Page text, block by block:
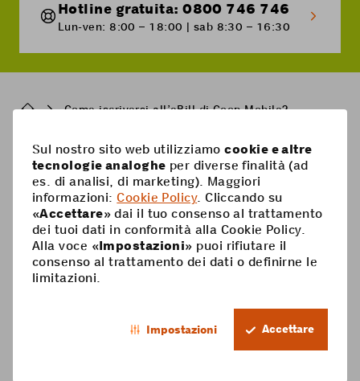
Hotline gratuita: 0800 746 746
Lun-ven: 8:00 – 18:00 | sab 8:30 – 16:30
BreadcrumbCome iscriversi all’eBill di Coop Mobile?
Pied
de
page
Mobile
Abbonamenti mobili
Scheda Prepaid
Opzioni
Aiuto
Supercard
Ricarica Prepaid
Coop Mobile
IT
Sul nostro sito web utilizziamocookie e altre
tecnologie analoghe per diverse finalità (ad
es. di analisi, di marketing). Maggiori
informazioni:Cookie Policy. Cliccando su
«Accettare» dai il tuo consenso al trattamento
dei tuoi dati in conformità alla Cookie Policy.
Alla voce «Impostazioni» puoi rifiutare il
consenso al trattamento dei dati o definirne le
limitazioni.
Impostazioni Accettare